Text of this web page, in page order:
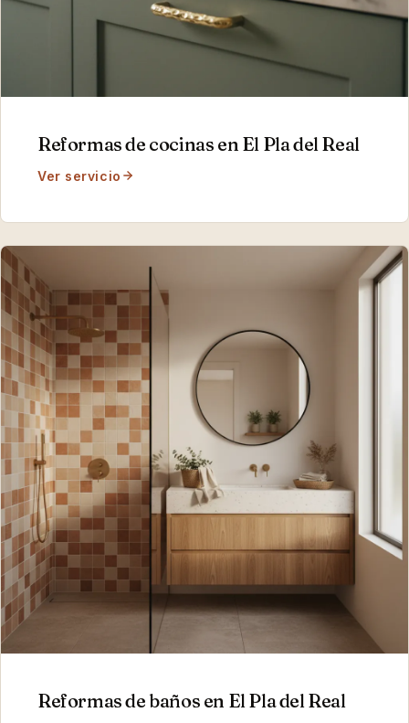
Reformas de cocinas en El Pla del Real
Ver servicio
Reformas de baños en El Pla del Real